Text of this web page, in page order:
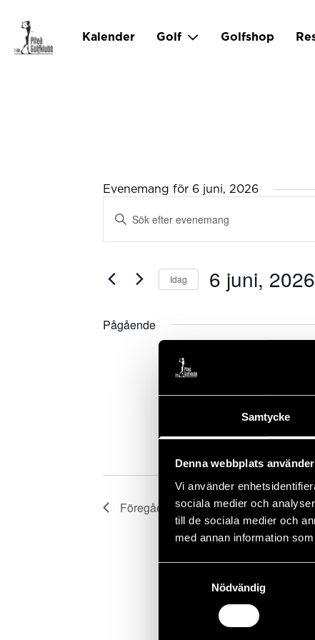
Samtycke
Denna webbplats
Vi använder
sociala medier och
till de sociala medier och
med annan information
Nödvändig
Kalender Golf Golfshop
Evenemang för 6 juni, 2026
Search
Views
Ange
Evenemang
nyckelord.
Idag 6 juni, 2026
Pågående
Älvsbyn
juni 4 @ 11:00
Delar av rangen abonnerad
Föregående dag